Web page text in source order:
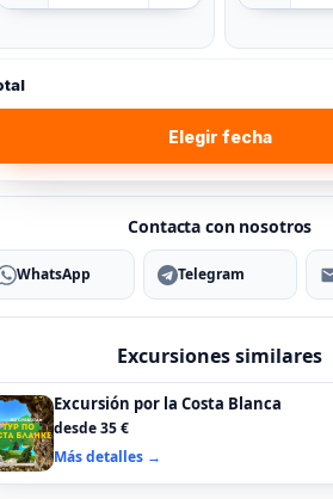
Elegir fecha
Contacta con nosotros
WhatsApp Telegram
Excursiones similares
Excursión por la Costa Blanca
desde 35 €
Más detalles →